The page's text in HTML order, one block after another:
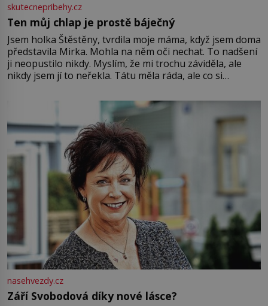
skutecnepribehy.cz
Ten můj chlap je prostě báječný
Jsem holka Štěstěny, tvrdila moje máma, když jsem doma
představila Mirka. Mohla na něm oči nechat. To nadšení
ji neopustilo nikdy. Myslím, že mi trochu záviděla, ale
nikdy jsem jí to neřekla. Tátu měla ráda, ale co si
Jsme spolu moc rádi Tehdy byla jiná doba, když
nasehvezdy.cz
Září Svobodová díky nové lásce?